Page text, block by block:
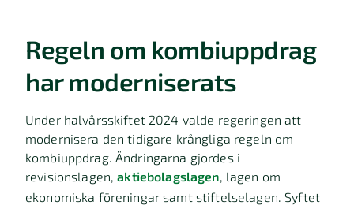
Regeln om kombiuppdrag
har moderniserats
Under halvårsskiftet 2024 valde regeringen att
modernisera den tidigare krångliga regeln om
kombiuppdrag. Ändringarna gjordes i
revisionslagen,aktiebolagslagen, lagen om
ekonomiska föreningar samt stiftelselagen. Syftet